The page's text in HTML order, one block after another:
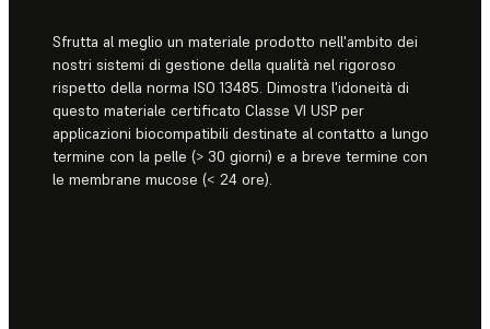
Sfrutta al meglio un materiale prodotto nell'ambito dei
nostri sistemi di gestione della qualità nel rigoroso
rispetto della norma ISO 13485. Dimostra l'idoneità di
questo materiale certificato Classe VI USP per
applicazioni biocompatibili destinate al contatto a lungo
termine con la pelle (> 30 giorni) e a breve termine con
le membrane mucose (< 24 ore).